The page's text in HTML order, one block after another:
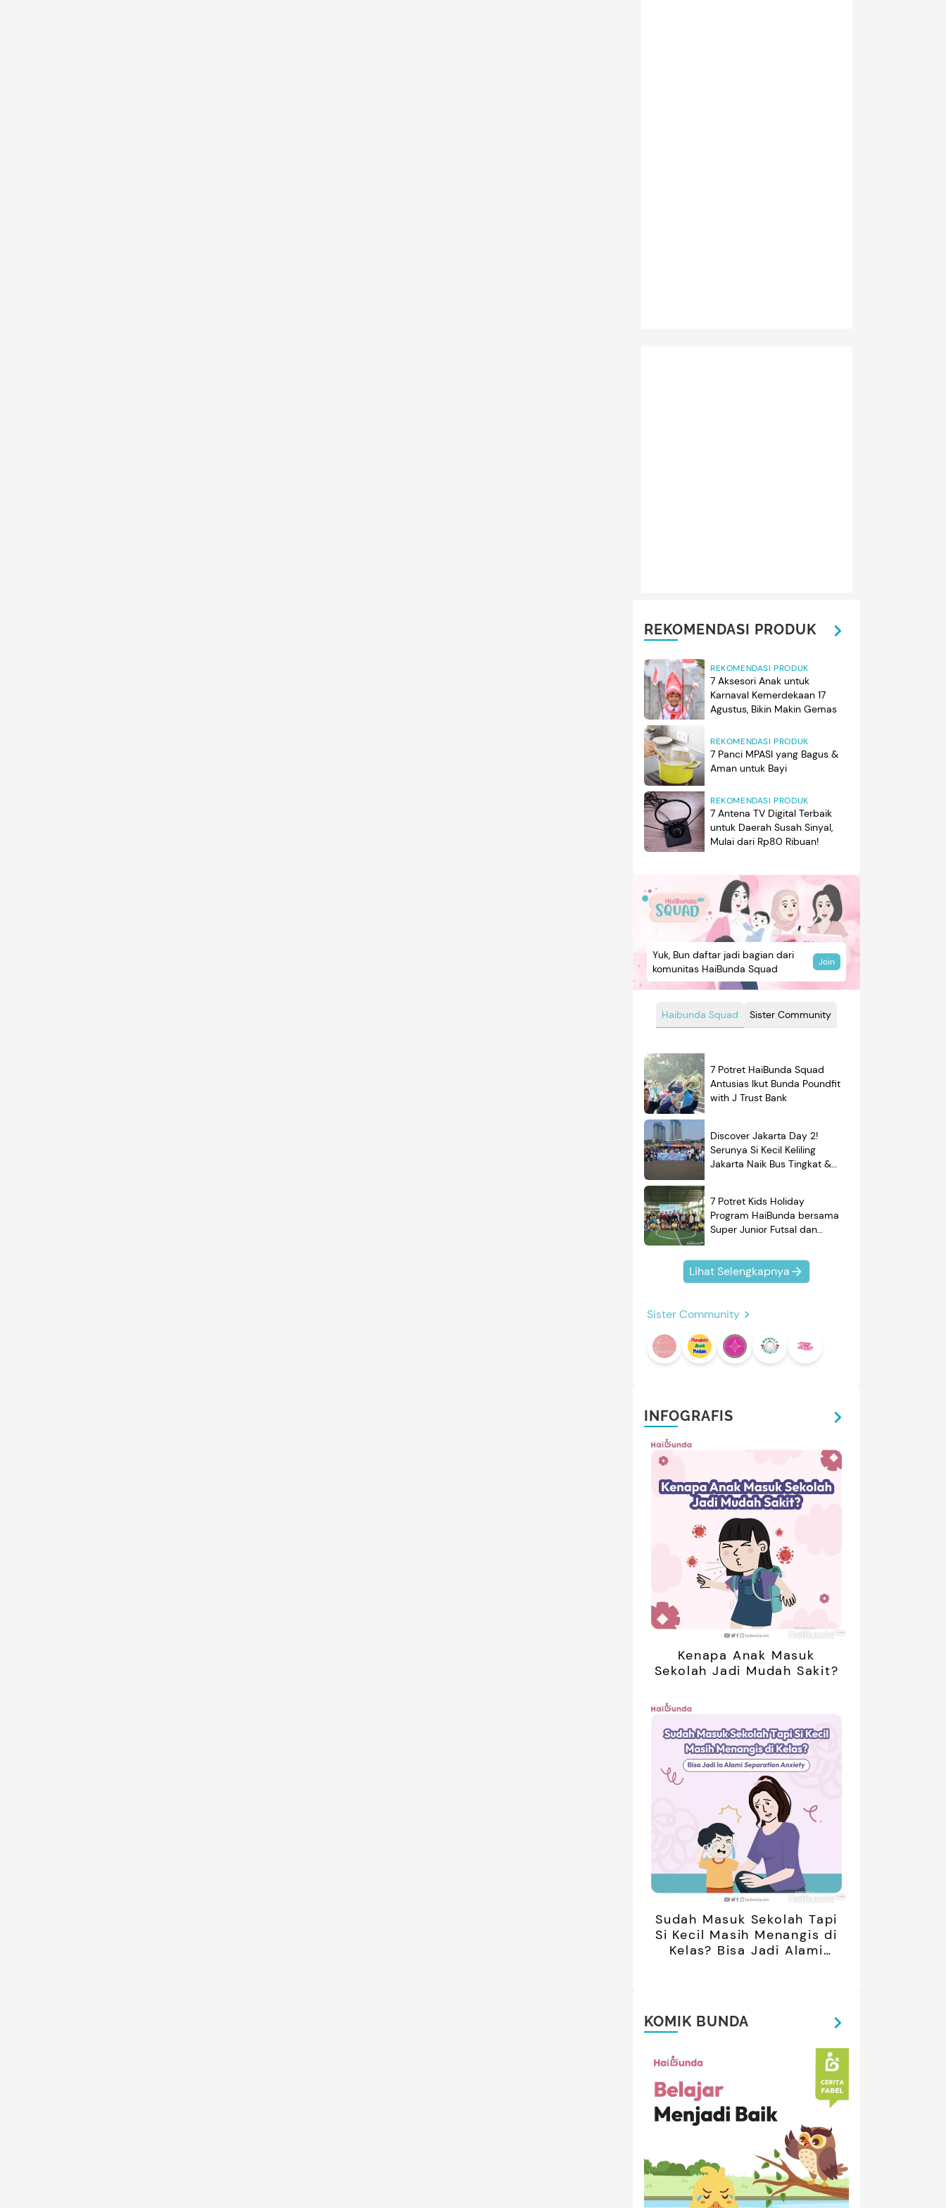
REKOMENDASI PRODUK
REKOMENDASI PRODUK
7 Aksesori Anak untuk
Karnaval Kemerdekaan 17
Agustus, Bikin Makin Gemas
REKOMENDASI PRODUK
7 Panci MPASI yang Bagus &
Aman untuk Bayi
REKOMENDASI PRODUK
7 Antena TV Digital Terbaik
untuk Daerah Susah Sinyal,
Mulai dari Rp80 Ribuan!
Haibunda Squad Sister Community
Yuk, Bun daftar jadi bagian dari
komunitas HaiBunda Squad
Join
7 Potret HaiBunda Squad
Antusias Ikut Bunda Poundfit
with J Trust Bank
Discover Jakarta Day 2!
Serunya Si Kecil Keliling
Jakarta Naik Bus Tingkat &
7 Potret Kids Holiday
Program HaiBunda bersama
Super Junior Futsal dan
Kompak Banget!
Lihat Selengkapnya
Sister Community
INFOGRAFIS
Kenapa Anak Masuk
Sekolah Jadi Mudah Sakit?
Sudah Masuk Sekolah Tapi
Si Kecil Masih Menangis di
Kelas? Bisa Jadi Alami
KOMIK BUNDA